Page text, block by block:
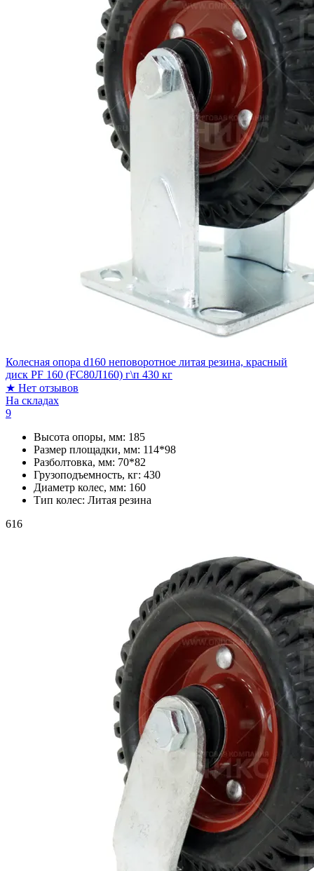
Колесная опора d160 неповоротное литая резина, красный
диск PF 160 (FC80Л160) г\п 430 кг
★ Нет отзывов
На складах
9
Высота опоры, мм: 185
Размер площадки, мм: 114*98
Разболтовка, мм: 70*82
Грузоподъемность, кг: 430
Диаметр колес, мм: 160
Тип колес: Литая резина
616